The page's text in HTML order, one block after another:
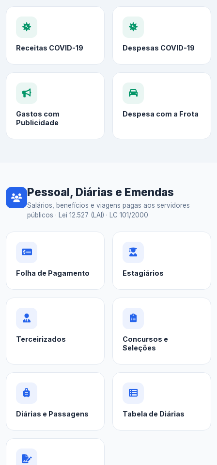
Receitas COVID-19 Despesas COVID-19
Gastos com
Publicidade
Despesa com a Frota
Pessoal, Diárias e Emendas
Salários, benefícios e viagens pagas aos servidores
públicos · Lei 12.527 (LAI) · LC 101/2000
Folha de Pagamento Estagiários
Terceirizados
Concursos e
Seleções
Diárias e Passagens Tabela de Diárias